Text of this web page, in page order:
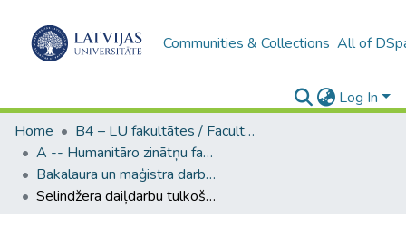
Communities & Collections All of
Log In
Home
B4 – LU fakultātes / Faculties of the UL
A -- Humanitāro zinātņu fakultāte / Faculty of Humanities
Bakalaura un maģistra darbi (HZF) / Bachelor's and Master's theses
Selindžera daiļdarbu tulkošanas leksiskās problēmas: vārdkopas un slengs